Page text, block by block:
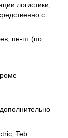
логистики,
с
пн-пт (по
дополнительно
Teb